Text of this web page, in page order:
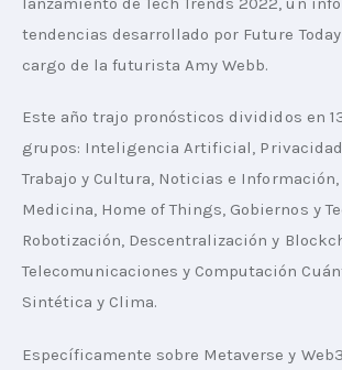
tendencias desarrollado por Future
cargo de la futurista Amy Webb.
Este año trajo pronósticos divididos en
grupos: Inteligencia Artificial,
Trabajo y Cultura, Noticias e Información,
Medicina, Home of Things, Gobiernos y
Robotización, Descentralización y
Telecomunicaciones y Computación
Sintética y Clima.
Específicamente sobre Metaverse y